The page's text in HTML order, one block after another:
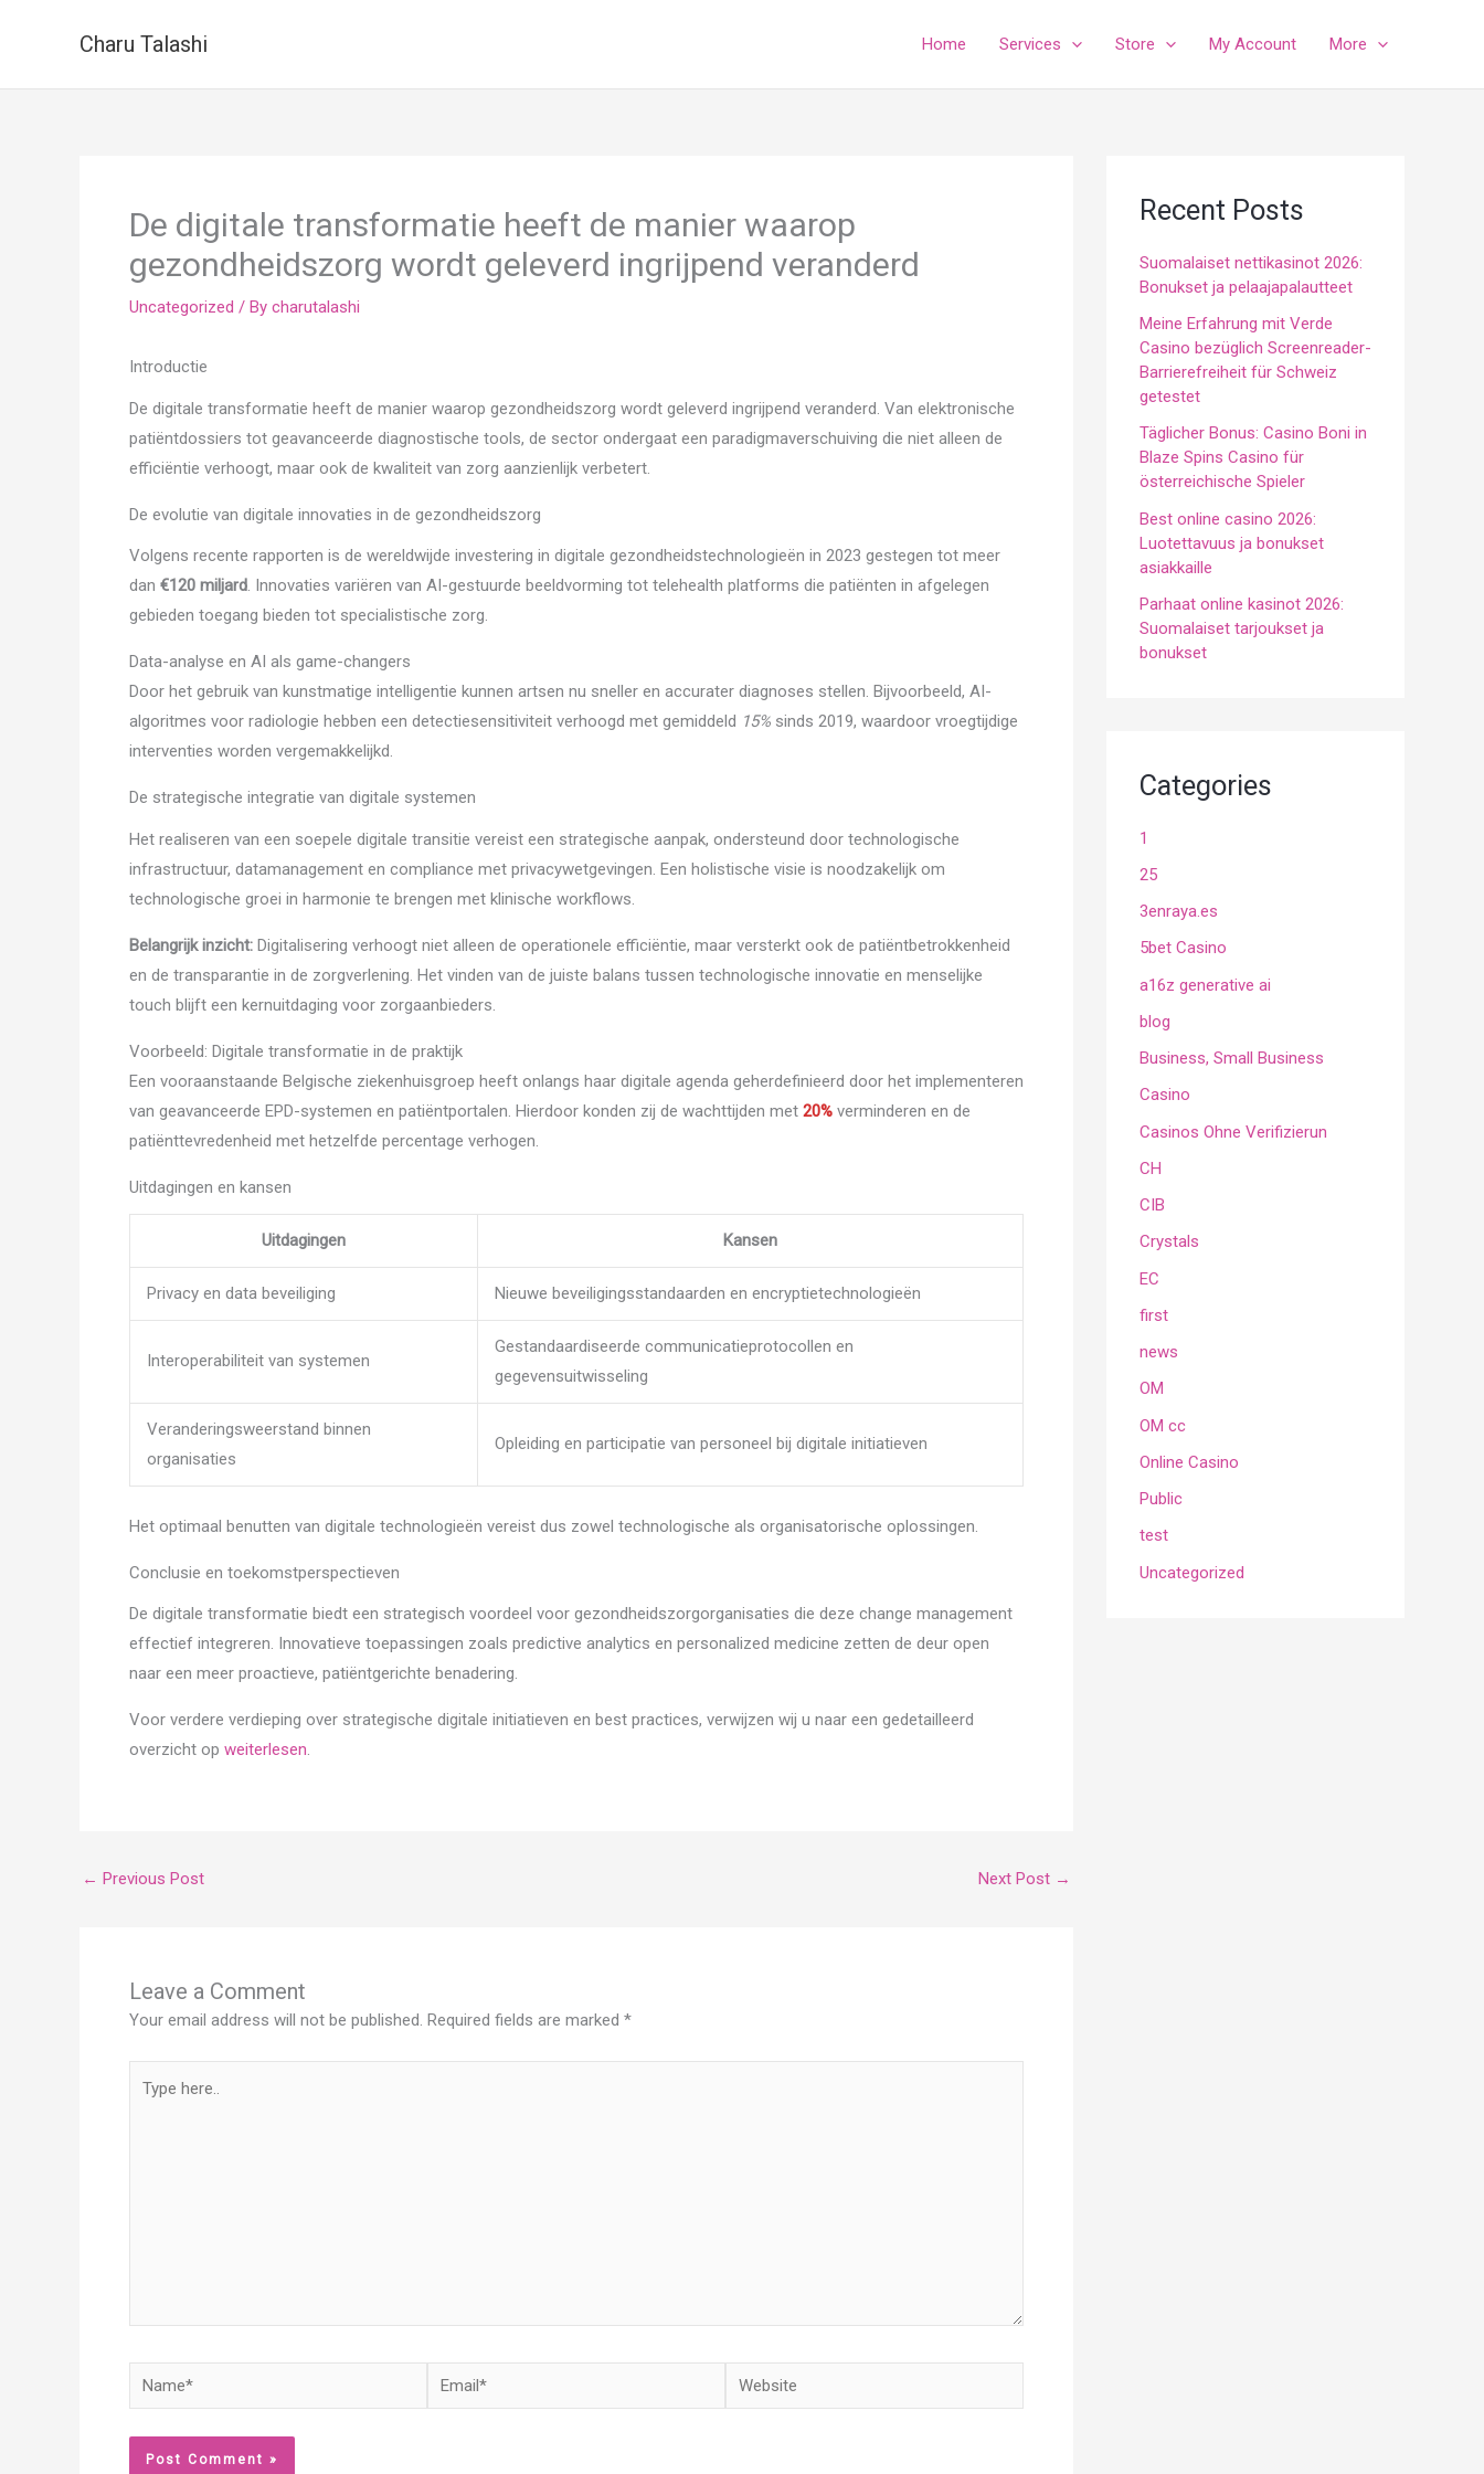
Charu Talashi Home Services Store My Account More
De digitale transformatie heeft de manier waarop
gezondheidszorg wordt geleverd ingrijpend veranderd
Uncategorized / By charutalashi
Introductie
De digitale transformatie heeft de manier waarop gezondheidszorg wordt geleverd ingrijpend veranderd. Van elektronische
patiëntdossiers tot geavanceerde diagnostische tools, de sector ondergaat een paradigmaverschuiving die niet alleen de
efficiëntie verhoogt, maar ook de kwaliteit van zorg aanzienlijk verbetert.
De evolutie van digitale innovaties in de gezondheidszorg
Volgens recente rapporten is de wereldwijde investering in digitale gezondheidstechnologieën in 2023 gestegen tot meer
dan €120 miljard. Innovaties variëren van AI-gestuurde beeldvorming tot telehealth platforms die patiënten in afgelegen
gebieden toegang bieden tot specialistische zorg.
Data-analyse en AI als game-changers
Door het gebruik van kunstmatige intelligentie kunnen artsen nu sneller en accurater diagnoses stellen. Bijvoorbeeld, AI-
algoritmes voor radiologie hebben een detectiesensitiviteit verhoogd met gemiddeld 15% sinds 2019, waardoor vroegtijdige
interventies worden vergemakkelijkd.
De strategische integratie van digitale systemen
Het realiseren van een soepele digitale transitie vereist een strategische aanpak, ondersteund door technologische
infrastructuur, datamanagement en compliance met privacywetgevingen. Een holistische visie is noodzakelijk om
technologische groei in harmonie te brengen met klinische workflows.
Belangrijk inzicht: Digitalisering verhoogt niet alleen de operationele efficiëntie, maar versterkt ook de patiëntbetrokkenheid
en de transparantie in de zorgverlening. Het vinden van de juiste balans tussen technologische innovatie en menselijke
touch blijft een kernuitdaging voor zorgaanbieders.
Voorbeeld: Digitale transformatie in de praktijk
Een vooraanstaande Belgische ziekenhuisgroep heeft onlangs haar digitale agenda geherdefinieerd door het implementeren
van geavanceerde EPD-systemen en patiëntportalen. Hierdoor konden zij de wachttijden met 20% verminderen en de
patiënttevredenheid met hetzelfde percentage verhogen.
Uitdagingen en kansen
Uitdagingen Kansen
Privacy en data beveiliging Nieuwe beveiligingsstandaarden en encryptietechnologieën
Interoperabiliteit van systemen
Gestandaardiseerde communicatieprotocollen en
gegevensuitwisseling
Veranderingsweerstand binnen
organisaties
Opleiding en participatie van personeel bij digitale initiatieven
Het optimaal benutten van digitale technologieën vereist dus zowel technologische als organisatorische oplossingen.
Conclusie en toekomstperspectieven
De digitale transformatie biedt een strategisch voordeel voor gezondheidszorgorganisaties die deze change management
effectief integreren. Innovatieve toepassingen zoals predictive analytics en personalized medicine zetten de deur open
naar een meer proactieve, patiëntgerichte benadering.
Voor verdere verdieping over strategische digitale initiatieven en best practices, verwijzen wij u naar een gedetailleerd
overzicht op weiterlesen.
← Previous Post Next Post →
Leave a Comment
Your email address will not be published. Required fields are marked *
here..
Name* Email* Website
Recent Posts
Suomalaiset nettikasinot 2026:
Bonukset ja pelaajapalautteet
Meine Erfahrung mit Verde
Casino bezüglich Screenreader-
Barrierefreiheit für Schweiz
getestet
Täglicher Bonus: Casino Boni in
Blaze Spins Casino für
österreichische Spieler
Best online casino 2026:
Luotettavuus ja bonukset
asiakkaille
Parhaat online kasinot 2026:
Suomalaiset tarjoukset ja
bonukset
Categories
1
25
3enraya.es
5bet Casino
a16z generative ai
blog
Business, Small Business
Casino
Casinos Ohne Verifizierun
CH
CIB
Crystals
EC
first
news
OM
OM cc
Online Casino
Public
test
Uncategorized